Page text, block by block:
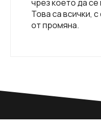
чрез което да се
Това са всички,
от промяна.